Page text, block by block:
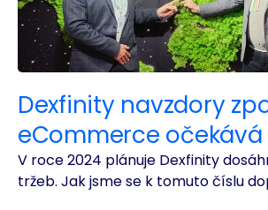
Dexfinity navzdory
eCommerce
V roce 2024 plánuje Dexfinity
tržeb. Jak jsme se k tomuto číslu